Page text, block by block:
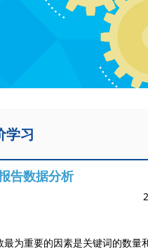
学习
告数据分析
为重要的因素是关键词的数量